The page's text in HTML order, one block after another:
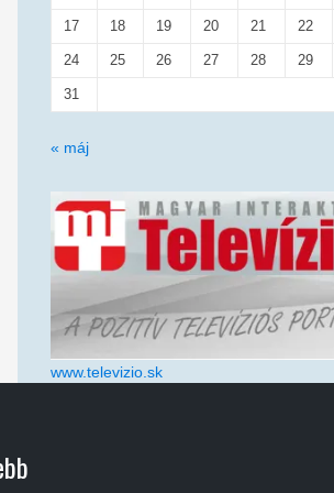
17 18 19 20 21 22
24 25 26 27 28 29
31
« máj
www.televizio.sk